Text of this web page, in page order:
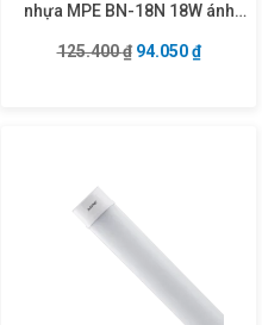
₫.
tại là: 129.075 ₫.
nhựa MPE BN-18N 18W ánh
125.400₫ Giá gốc là:
94.050₫Giá